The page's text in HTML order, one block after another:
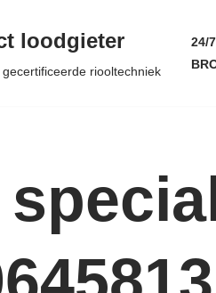
loodgieter
riooltechniek
24/